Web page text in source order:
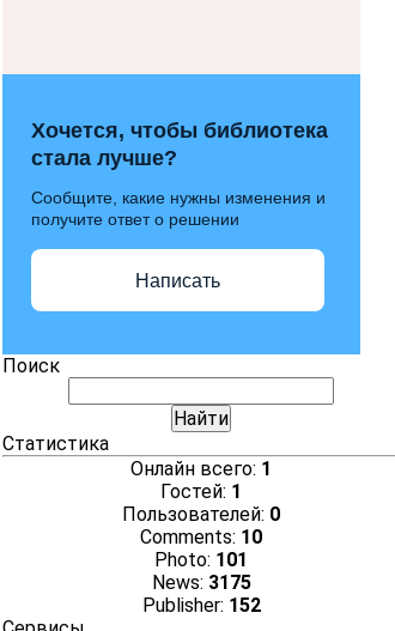
Хочется, чтобы библиотека
стала лучше?
Сообщите, какие нужны изменения и
получите ответ о решении
Написать
Поиск
Статистика
Онлайн всего: 1
Гостей: 1
Пользователей: 0
Comments: 10
Photo: 101
News: 3175
Publisher: 152